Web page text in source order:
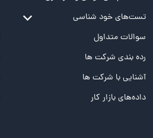
تست‌های خود شناسی
تست MBTI
تست تیپ سنجی شغلی Holland
تست NEO
تست هوش های چندگانه
سوالات متداول
رده بندی شرکت ها
آشنایی با شرکت ها
داده‌های بازار کار